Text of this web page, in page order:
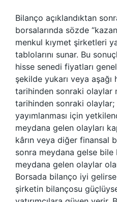
Bilanço açıklandıktan
borsalarında sözde
menkul kıymet şirketleri
tablolarını sunar. Bu
hisse senedi fiyatları
şekilde yukarı veya
tarihinden sonraki olaylar
tarihinden sonraki olaylar;
yayımlanması için
meydana gelen olayları
kârın veya diğer finansal
sonra meydana gelse
meydana gelen olaylar
Borsada bilanço iyi
şirketin bilançosu